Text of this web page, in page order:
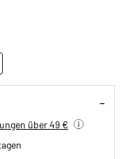
über 49 €